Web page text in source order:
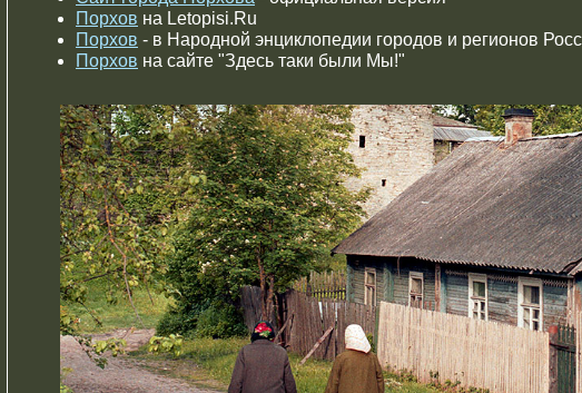
Порхов на Letopisi.Ru
Порхов - в Народной энциклопедии городов и регионов
Порхов на сайте "Здесь таки были Мы!"